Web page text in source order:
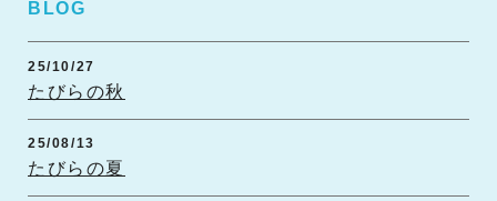
BLOG
25/10/27
たびらの秋
25/08/13
たびらの夏